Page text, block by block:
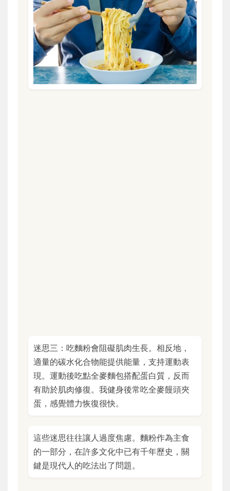
迷思三：吃麵粉會阻礙肌肉生長。相反地，
適量的碳水化合物能提供能量，支持運動表
現。運動後吃點全麥麵包搭配蛋白質，反而
有助於肌肉修復。我健身後常吃全麥饅頭夾
蛋，感覺體力恢復很快。
這些迷思往往讓人過度焦慮。麵粉作為主食
的一部分，在許多文化中已有千年歷史，關
鍵是現代人的吃法出了問題。